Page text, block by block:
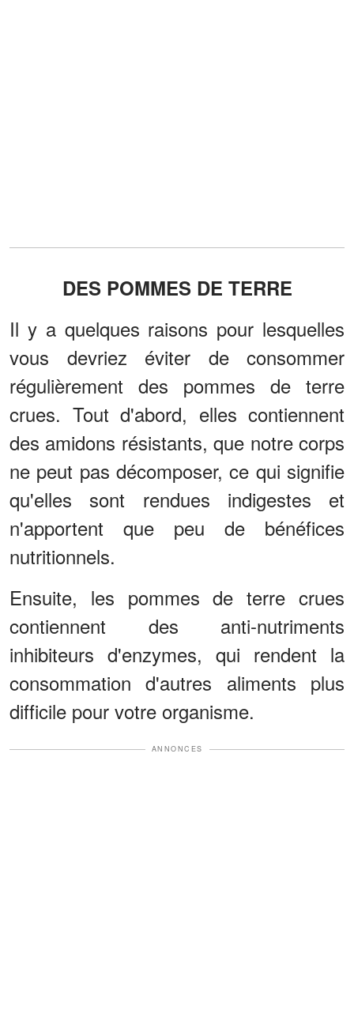
DES POMMES DE TERRE
Il y a quelques raisons pour lesquelles
vous devriez éviter de consommer
régulièrement des pommes de terre
crues. Tout d'abord, elles contiennent
des amidons résistants, que notre corps
ne peut pas décomposer, ce qui signifie
qu'elles sont rendues indigestes et
n'apportent que peu de bénéfices
nutritionnels.
Ensuite, les pommes de terre crues
contiennent des anti-nutriments
inhibiteurs d'enzymes, qui rendent la
consommation d'autres aliments plus
difficile pour votre organisme.
ANNONCES